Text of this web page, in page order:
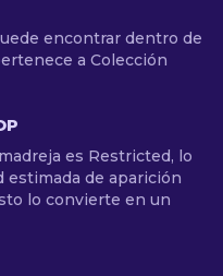
encontrar dentro de
a Colección
es Restricted, lo
estimada de aparición
lo convierte en un